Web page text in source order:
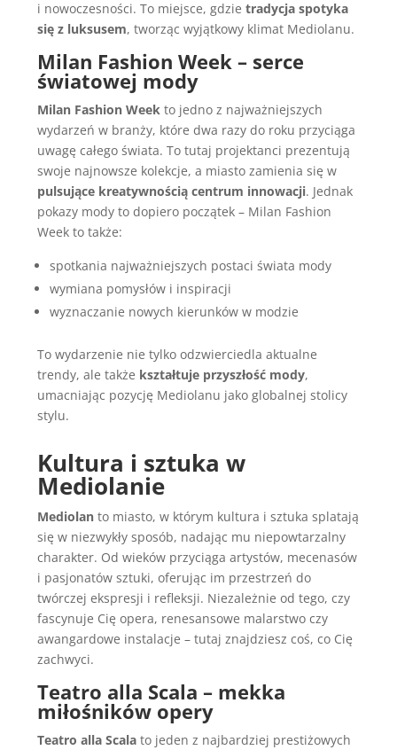
i nowoczesności. To miejsce, gdzietradycja spotyka
się z luksusem, tworząc wyjątkowy klimat Mediolanu.
Milan Fashion Week – serce
światowej mody
Milan Fashion Week to jedno z najważniejszych
wydarzeń w branży, które dwa razy do roku przyciąga
uwagę całego świata. To tutaj projektanci prezentują
swoje najnowsze kolekcje, a miasto zamienia się w
pulsujące kreatywnością centrum innowacji. Jednak
pokazy mody to dopiero początek – Milan Fashion
Week to także:
spotkania najważniejszych postaci świata mody
wymiana pomysłów i inspiracji
wyznaczanie nowych kierunków w modzie
To wydarzenie nie tylko odzwierciedla aktualne
trendy, ale także kształtuje przyszłość mody,
umacniając pozycję Mediolanu jako globalnej stolicy
stylu.
Kultura i sztuka w
Mediolanie
Mediolan to miasto, w którym kultura i sztuka splatają
się w niezwykły sposób, nadając mu niepowtarzalny
charakter. Od wieków przyciąga artystów, mecenasów
i pasjonatów sztuki, oferując im przestrzeń do
twórczej ekspresji i refleksji. Niezależnie od tego, czy
fascynuje Cię opera, renesansowe malarstwo czy
awangardowe instalacje – tutaj znajdziesz coś, co Cię
zachwyci.
Teatro alla Scala – mekka
miłośników opery
Teatro alla Scala to jeden z najbardziej prestiżowych